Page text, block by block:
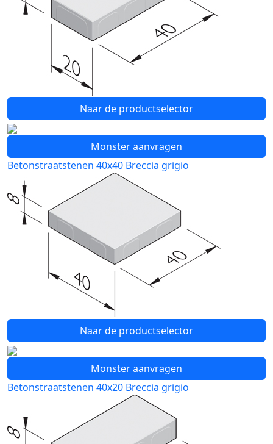
Naar de productselector
Monster aanvragen
Betonstraatstenen 40x40 Breccia grigio
Naar de productselector
Monster aanvragen
Betonstraatstenen 40x20 Breccia grigio